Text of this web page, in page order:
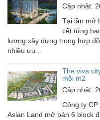
Xe máy - Phụ tùng
Y khoa - Trang thiết bị
Cập nhật:
Tại lần mở
tiết từng
lượng xây dựng trong hợp
nhiều ưu...
The viva
mỗi m2
Cập nhật:
Công ty CP
Asian Land mở bán 6 block